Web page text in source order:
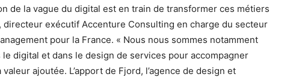
de la vague du digital est en train de transformer ces métiers
directeur exécutif Accenture Consulting en charge du secteur
pour la France. « Nous nous sommes notamment
digital et dans le design de services pour accompagner
ajoutée. L’apport de Fjord, l’agence de design et